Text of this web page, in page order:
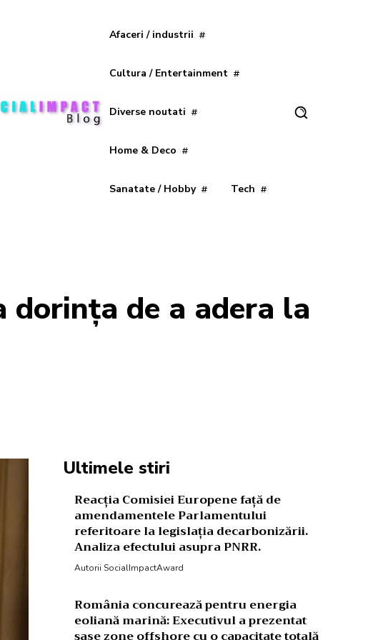
Afaceri / industrii
Cultura / Entertainment
Diverse noutati
Home & Deco
Sanatate / Hobby Tech
dorința de a adera la
Ultimele stiri
Reacția Comisiei Europene față de
amendamentele Parlamentului
referitoare la legislația decarbonizării.
Analiza efectului asupra PNRR.
Autorii SocialImpactAward
România concurează pentru energia
eoliană marină: Executivul a prezentat